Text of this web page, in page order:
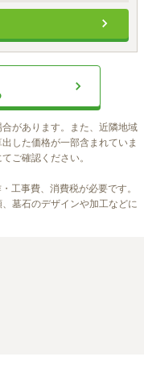
、墓石・建立工事代、字
があります。また、近隣地域
した価格が一部含まれていま
ご確認ください。
工事費、消費税が必要です。
墓石のデザインや加工などに